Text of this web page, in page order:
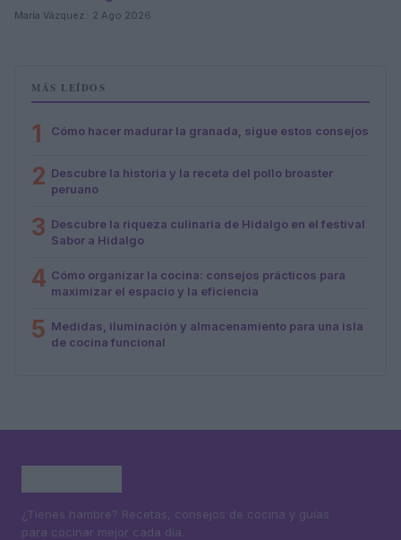
María Vázquez · 2 Ago 2026
MÁS LEÍDOS
1 Cómo hacer madurar la granada, sigue estos consejos
2 Descubre la historia y la receta del pollo broaster
peruano
3 Descubre la riqueza culinaria de Hidalgo en el festival
Sabor a Hidalgo
4 Cómo organizar la cocina: consejos prácticos para
maximizar el espacio y la eficiencia
5 Medidas, iluminación y almacenamiento para una isla
de cocina funcional
¿Tienes hambre? Recetas, consejos de cocina y guías
para cocinar mejor cada día.